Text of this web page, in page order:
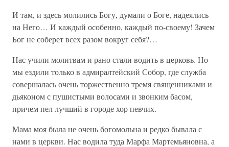
И там, и здесь молились Богу, думали о Боге, надеялись
на Него… И каждый особенно, каждый по-своему! Зачем
Бог не соберет всех разом вокруг себя?…
Нас учили молитвам и рано стали водить в церковь. Но
мы ездили только в адмиралтейский Собор, где служба
совершалась очень торжественно тремя священниками и
дьяконом с пушистыми волосами и звонким басом,
причем пел лучший в городе хор певчих.
Мама моя была не очень богомольна и редко бывала с
нами в церкви. Нас водила туда Марфа Мартемьяновна, а